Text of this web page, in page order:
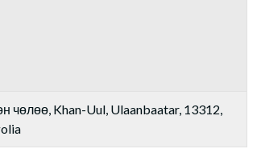
чөлөө, Khan-Uul, Ulaanbaatar, 13312,